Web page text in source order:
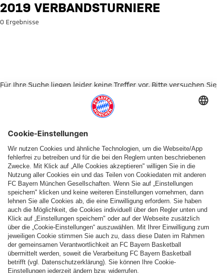
Suche: 2019 Verbandsturniere
2019 VERBANDSTURNIERE
0 Ergebnisse
Für Ihre Suche liegen leider keine Treffer vor. Bitte versuchen Sie
Zur Startseite
Basketball Frauen Handball Schach Schiedsrichter
Seniorenfußball
Tischtennis